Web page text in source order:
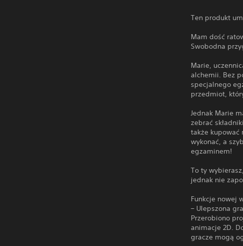
Ten produkt
Mam dość
Swobodna
Marie,
alchemii. Bez
specjalnego
przedmiot,
Jednak Marie
zebrać
także kupować
wykonać, a
egzaminem!
To ty
jednak nie
Funkcje nowej
– Ulepszona
Przerobiono
animacje 2D.
gracze mogą